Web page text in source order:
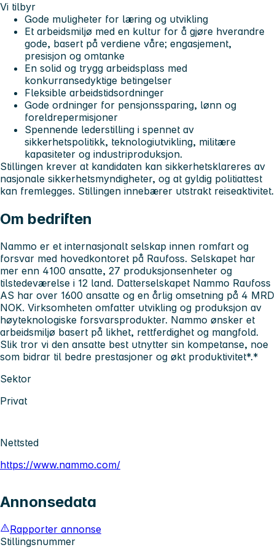
Vi tilbyr
Gode muligheter for læring og utvikling
Et arbeidsmiljø med en kultur for å gjøre hverandre
gode, basert på verdiene våre; engasjement,
presisjon og omtanke
En solid og trygg arbeidsplass med
konkurransedyktige betingelser
Fleksible arbeidstidsordninger
Gode ordninger for pensjonssparing, lønn og
foreldrepermisjoner
Spennende lederstilling i spennet av
sikkerhetspolitikk, teknologiutvikling, militære
kapasiteter og industriproduksjon.
Stillingen krever at kandidaten kan sikkerhetsklareres av
nasjonale sikkerhetsmyndigheter, og at gyldig politiattest
kan fremlegges. Stillingen innebærer utstrakt reiseaktivitet.
Om bedriften
Nammo er et internasjonalt selskap innen romfart og
forsvar med hovedkontoret på Raufoss. Selskapet har
mer enn 4100 ansatte, 27 produksjonsenheter og
tilstedeværelse i 12 land. Datterselskapet Nammo Raufoss
AS har over 1600 ansatte og en årlig omsetning på 4 MRD
NOK. Virksomheten omfatter utvikling og produksjon av
høyteknologiske forsvarsprodukter. Nammo ønsker et
arbeidsmiljø basert på likhet, rettferdighet og mangfold.
Slik tror vi den ansatte best utnytter sin kompetanse, noe
som bidrar til bedre prestasjoner og økt produktivitet*.*
Sektor
Privat
Nettsted
https://www.nammo.com/
Annonsedata
Rapporter annonse
Stillingsnummer